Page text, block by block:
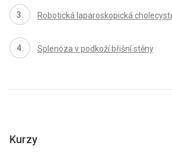
Robotická laparoskopická
Splenóza v podkoží břišní stěny
Kurzy